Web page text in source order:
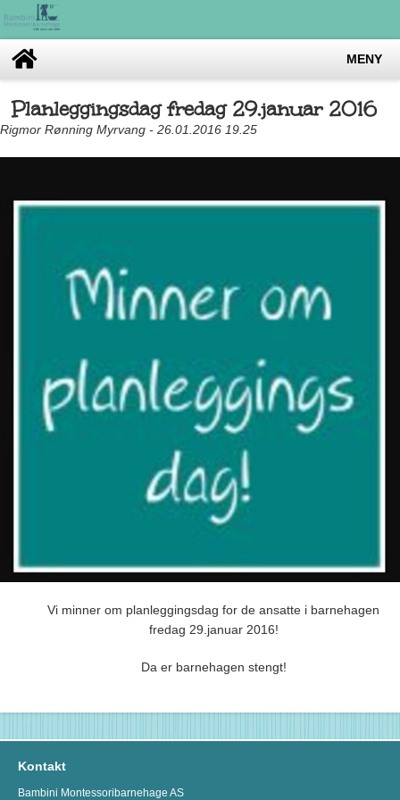
MENY
Planleggingsdag fredag 29.januar 2016
Rigmor Rønning Myrvang - 26.01.2016 19.25
Vi minner om planleggingsdag for de ansatte i barnehagen
fredag 29.januar 2016!
Da er barnehagen stengt!
Kontakt
Bambini Montessoribarnehage AS